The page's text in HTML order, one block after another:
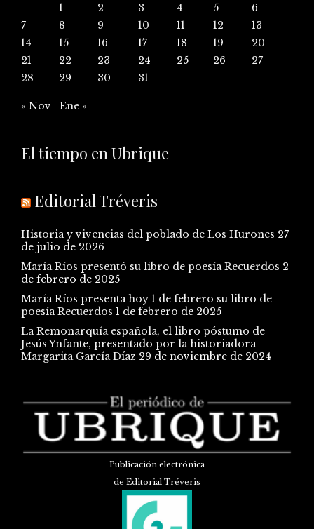
1
2 3 4 5
6
7
8 9 10 11 12
13
14
15 16 17 18 19
20
21
22 23 24 25 26
27
28
29 30 31
« Nov Ene »
El tiempo en Ubrique
Editorial Tréveris
Historia y vivencias del poblado de Los Hurones 27
de julio de 2026
María Ríos presentó su libro de poesía Recuerdos 2
de febrero de 2025
María Ríos presenta hoy 1 de febrero su libro de
poesía Recuerdos 1 de febrero de 2025
La Remonarquía española, el libro póstumo de
Jesús Ynfante, presentado por la historiadora
Margarita García Díaz 29 de noviembre de 2024
Publicación electrónica
de Editorial Tréveris